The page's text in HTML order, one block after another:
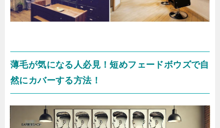
薄毛が気になる人必見！短めフェードボウズで自
然にカバーする方法！